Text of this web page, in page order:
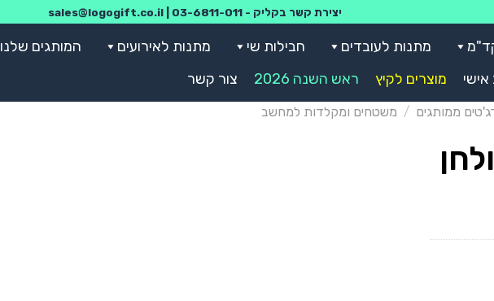
יצירת קשר בקליק -03-6811-011
|
sales@logogift.co.il
מתנות לעובדים חבילות שי מתנות לאירועים
המותגים שלנו
מוצרים לקיץ ראש השנה 2026 צור קשר
ממותגים / משטחים ומקלדות למחשב